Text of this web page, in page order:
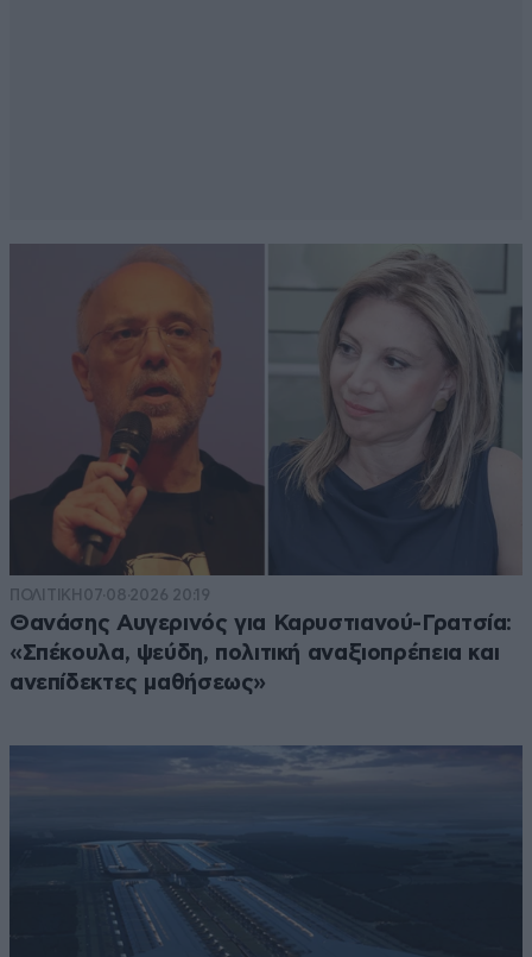
ΠΟΛΙΤΙΚΗ 07·08·2026 20:19
Θανάσης Αυγερινός για Καρυστιανού-Γρατσία:
«Σπέκουλα, ψεύδη, πολιτική αναξιοπρέπεια και
ανεπίδεκτες μαθήσεως»